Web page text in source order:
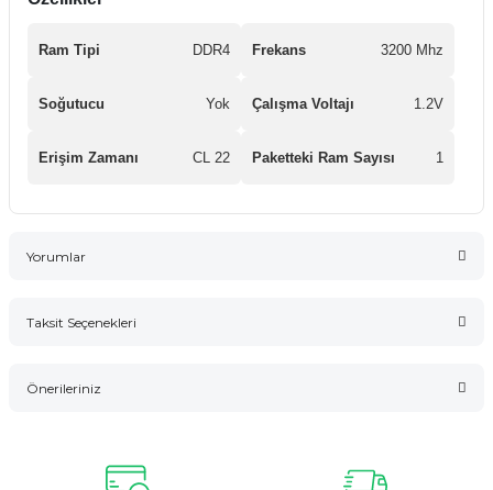
Ram Tipi DDR4 Frekans 3200 Mhz
Soğutucu Yok Çalışma Voltajı 1.2V
Erişim Zamanı CL 22 Paketteki Ram Sayısı 1
Yorumlar
Taksit Seçenekleri
Önerileriniz
konularda yetersiz gördüğünüz noktaları öneri formunu